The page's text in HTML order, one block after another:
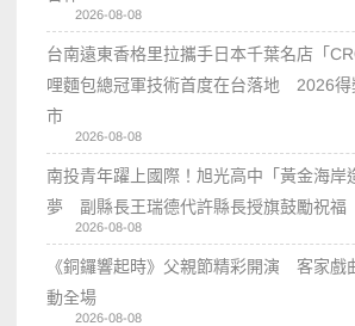
2026-08-08
台南遠東香格里拉攜手日本千葉名店「
哩麵包總冠軍技術首度在台落地 2026得
市
2026-08-08
南投青年躍上國際！旭光高中「黃金海岸
夢 副縣長王瑞德代許縣長授旗鼓勵祝福
2026-08-08
《銅鑼響起時》父親節精彩開演 客家戲
動全場
2026-08-08